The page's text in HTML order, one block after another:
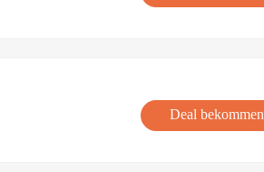
Deal bekommen